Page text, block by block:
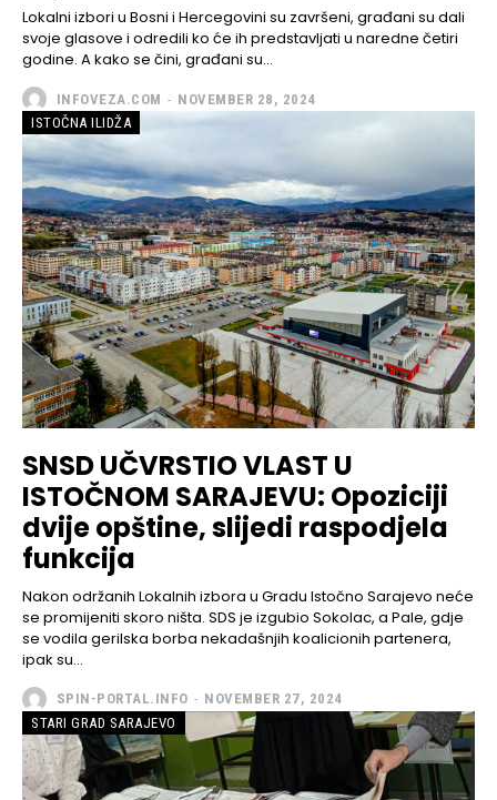
Lokalni izbori u Bosni i Hercegovini su završeni, građani su dali
svoje glasove i odredili ko će ih predstavljati u naredne četiri
godine. A kako se čini, građani su...
INFOVEZA.COM - NOVEMBER 28, 2024
ISTOČNA ILIDŽA
SNSD UČVRSTIO VLAST U
ISTOČNOM SARAJEVU: Opoziciji
dvije opštine, slijedi raspodjela
funkcija
Nakon održanih Lokalnih izbora u Gradu Istočno Sarajevo neće
se promijeniti skoro ništa. SDS je izgubio Sokolac, a Pale, gdje
se vodila gerilska borba nekadašnjih koalicionih partenera,
ipak su...
SPIN-PORTAL.INFO - NOVEMBER 27, 2024
STARI GRAD SARAJEVO